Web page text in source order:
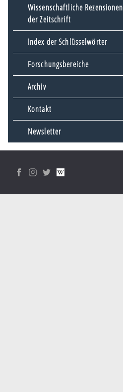
Wissenschaftliche Rezensionen
der Zeitschrift
Index der Schlüsselwörter
Forschungsbereiche
Archiv
Kontakt
Newsletter